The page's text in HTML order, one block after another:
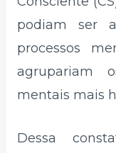
podiam ser
processos
agrupariam
mentais mais
Dessa